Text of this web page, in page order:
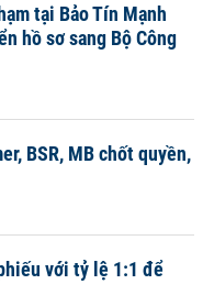
tại Bảo Tín Mạnh
hồ sơ sang Bộ Công
BSR, MB chốt quyền,
với tỷ lệ 1:1 để